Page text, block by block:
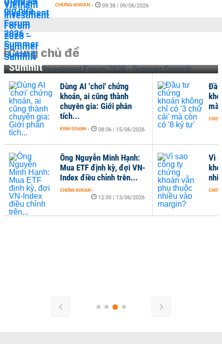
CHỨNG KHOÁN - 09:38 | 09/06/2026
Cùng chủ đề
Vietnam Investment Forum 2026 - Summer
Summit
Vì
Dùng AI 'chơi' chứng
khoán, ai cũng thành
chuyên gia: Giới phân
tích...
KINH DOANH - 08:06 | 15/06/2026
Ông Nguyễn Minh Hạnh:
Mua ETF định kỳ, đợi VN-
Index điều chỉnh trên...
CHỨNG KHOÁN -
12:00 | 13/06/2026
mà